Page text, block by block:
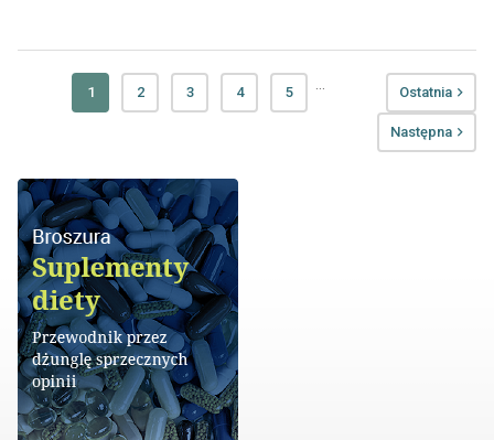
1 2 3 4 5 ... Ostatnia
Następna